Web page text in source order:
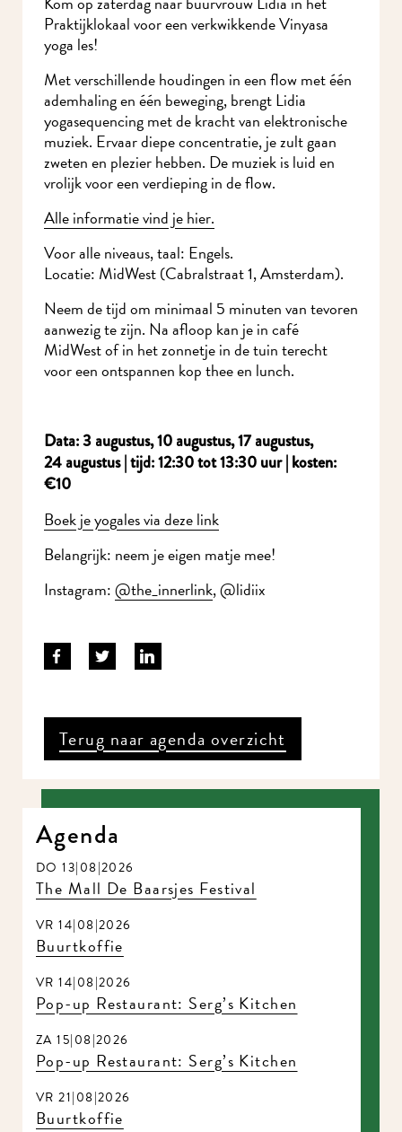
Praktijklokaal voor een verkwikkende Vinyasa
yoga les!
Met verschillende houdingen in een flow met één
ademhaling en één beweging, brengt Lidia
yogasequencing met de kracht van elektronische
muziek. Ervaar diepe concentratie, je zult gaan
zweten en plezier hebben. De muziek is luid en
vrolijk voor een verdieping in de flow.
Alle informatie vind je hier.
Voor alle niveaus, taal: Engels.
Locatie: MidWest (Cabralstraat 1, Amsterdam).
Neem de tijd om minimaal 5 minuten van tevoren
aanwezig te zijn. Na afloop kan je in café
MidWest of in het zonnetje in de tuin terecht
voor een ontspannen kop thee en lunch.
Data: 3 augustus, 10 augustus, 17 augustus,
24 augustus | tijd: 12:30 tot 13:30 uur | kosten:
€10
Boek je yogales via deze link
Belangrijk: neem je eigen matje mee!
Instagram:@the_innerlink, @lidiix
Terug naar agenda overzicht
Agenda
DO 13|08|2026
The Mall De Baarsjes Festival
VR 14|08|2026
Buurtkoffie
VR 14|08|2026
Pop-up Restaurant: Serg’s Kitchen
ZA 15|08|2026
Pop-up Restaurant: Serg’s Kitchen
VR 21|08|2026
Buurtkoffie